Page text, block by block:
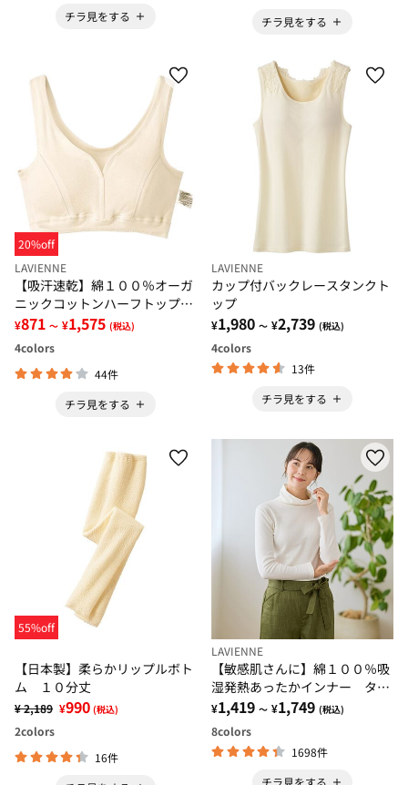
チラ見をする
チラ見をする
20%off
LAVIENNE
【吸汗速乾】綿１００％オーガ
ニックコットンハーフトップブ
ラ・リブショーツ（別売）
¥871 ～ ¥1,575 (税込)
4colors
44件
チラ見をする
LAVIENNE
カップ付バックレースタンクト
ップ
¥1,980 ～ ¥2,739 (税込)
4colors
13件
チラ見をする
55%off
【日本製】柔らかリップルボト
ム １０分丈
¥ 2,189 ¥990 (税込)
2colors
16件
LAVIENNE
【敏感肌さんに】綿１００％吸
湿発熱あったかインナー ター
トルネックインナー長袖
¥1,419 ～ ¥1,749 (税込)
8colors
1698件
チラ見をする